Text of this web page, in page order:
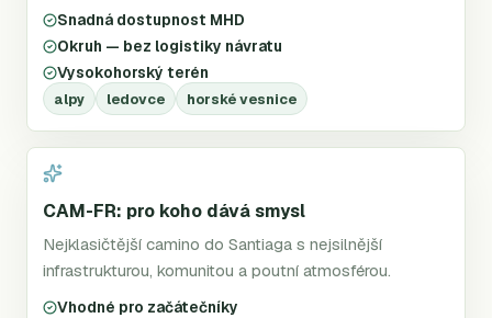
Snadná dostupnost MHD
Okruh — bez logistiky návratu
Vysokohorský terén
alpy ledovce horské vesnice
CAM-FR: pro koho dává smysl
Nejklasičtější camino do Santiaga s nejsilnější
infrastrukturou, komunitou a poutní atmosférou.
Vhodné pro začátečníky